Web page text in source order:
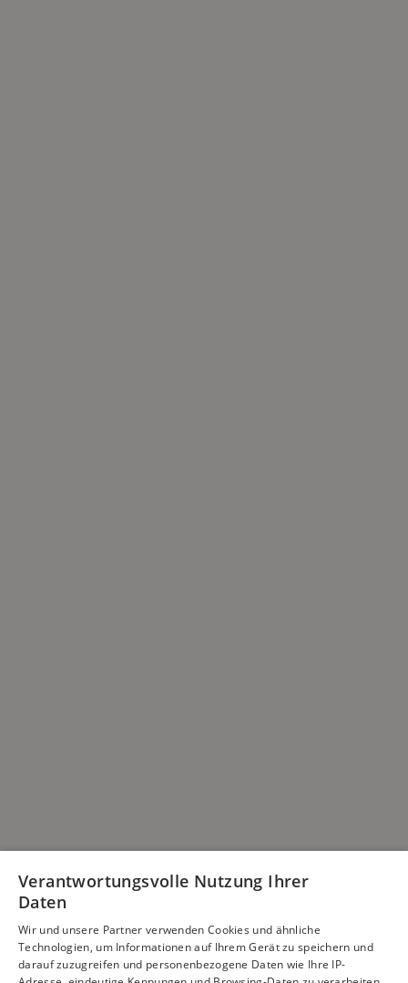
Verantwortungsvolle Nutzung Ihrer
Daten
Wir und unsere Partner verwenden Cookies und ähnliche
Technologien, um Informationen auf Ihrem Gerät zu speichern und
darauf zuzugreifen und personenbezogene Daten wie Ihre IP-